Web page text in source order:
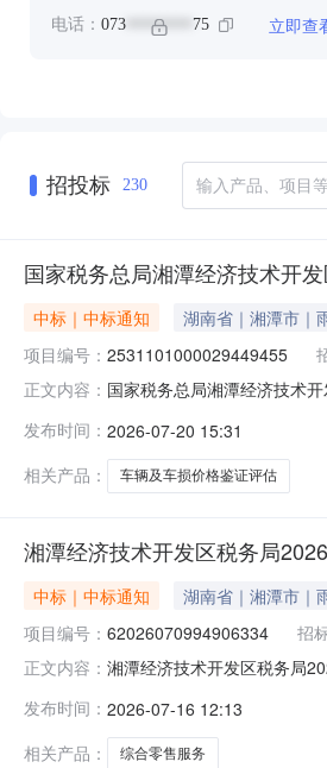
电话： 073 ******** 75 立即查
招投标 230
国家税务总局湘潭经济技术开
中标｜中标通知 湖南省｜湘潭市｜
项目编号： 2531101000029449455
正文内容： 国家税务总局湘潭经济技术
名称：湖南省湘潭市湘潭经
号楼
发布时间： 2026-07-20 15:31
相关产品：
车辆及车损价格鉴证评估
湘潭经济技术开发区税务局
中标｜中标通知 湖南省｜湘潭市｜
项目编号： 62026070994906334 招
正文内容： 湘潭经济技术开发区税务局
开发区（九华）报价起止时
发布时间： 2026-07-16 12:13
相关产品：
综合零售服务